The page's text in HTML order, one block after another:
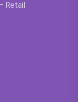
Retail